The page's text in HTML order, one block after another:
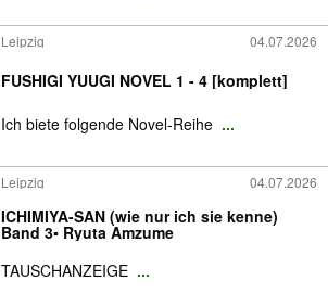
Leipzig 04.07.2026
FUSHIGI YUUGI NOVEL 1 - 4 [komplett]
Ich biete folgende Novel-Reihe ...
Leipzig 04.07.2026
ICHIMIYA-SAN (wie nur ich sie kenne)
Band 3▪️ Ryuta Amzume
TAUSCHANZEIGE ...